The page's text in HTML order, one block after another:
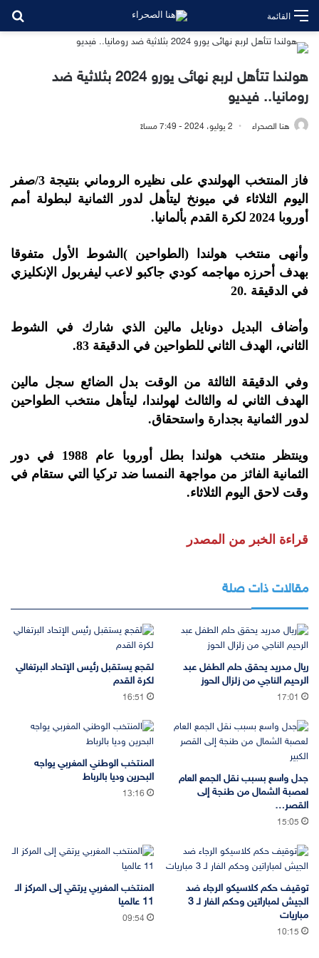
القائمة
هولندا تتأهل لربع نهائى يورو 2024 بثلاثية ضد
رومانيا.. فيديو
هنا الصحراء 2 يوليو، 2024 - 7:49 مساءً
فاز المنتخب الهولندي على نظيره الروماني بنتيجة 3/صفر
اليوم الثلاثاء في ميونخ ليتأهل لدور الثمانية لبطولة أمم
أوروبا 2024 لكرة القدم بألمانيا.
وأنهى منتخب هولندا (الطواحين )الشوط الأول متفوقا
بهدف أحرزه مهاجمه كودي جاكبو لاعب ليفربول الإنكليزي
في الدقيقة .20
وأضاف البديل دونايل مالين الذي شارك في الشوط
الثاني، الهدف الثاني للطواحين في الدقيقة 83.
وفي الدقيقة الثالثة من الوقت بدل الضائع سجل مالين
الهدف الثاني له والثالث لهولندا، ليتأهل منتخب الطواحين
لدور الثمانية بجدارة واستحقاق.
وينتظر منتخب هولندا بطل أوروبا عام 1988 في دور
الثمانية الفائز من مواجهة النمسا ضد تركيا التي ستقام في
وقت لاحق اليوم الثلاثاء.
قراءة الخبر من المصدر
مقالات ذات صلة
ريال مدريد يحقق حلم الطفل عبد
الرحيم الناجي من زلزال الحوز
17:01
لقجع يستقبل رئيس الإتحاد البرتغالي
لكرة القدم
16:51
جدل واسع بسبب نقل الجمع العام
لعصبة الشمال من طنجة إلى
القصر…
15:05
المنتخب الوطني المغربي يواجه
البحرين وديا بالرباط
13:16
توقيف حكم كلاسيكو الرجاء ضد
الجيش لمباراتين وحكم الفار لـ 3
مباريات
10:15
المنتخب المغربي يرتقي إلى المركز الـ
11 عالميا
09:54